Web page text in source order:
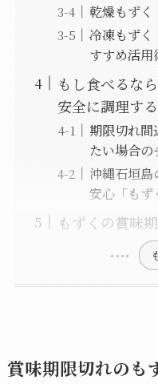
乾燥もずく
冷凍もず
すすめ活用
もし食べるな
安全に調理す
期限切れ間
たい場合の
沖縄石垣
安心「もず
もずくの賞味
賞味期限切れのも